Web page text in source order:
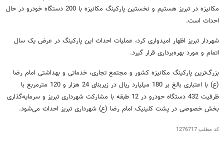
مکانیزه در تبریز هستیم و نخستین پارکینگ مکانیزه با 200 دستگاه خودرو در حال
احداث است.
شهردار تبریز اظهار امیدواری کرد، عملیات احداث این پارکینگ در عرض یک سال
اتمام و مورد بهره‌برداری قرار گیرد.
بزرگ‌ترین پارکینگ مکانیزه کشور و مجتمع تجاری، خدماتی و بهداشتی امام رضا
(ع) با اعتباری بالغ بر 180 میلیارد ریال در زیربنای 24 هزار و 120 مترمربع با
ظرفیت 432 دستگاه حودرو در 12 طبقه با مشارکت شهرداری تبریز و سرمایه‌گذاری
بخش خصوصی در پشت کلینیک امام رضا (ع) شهرداری تبریز احداث می‌شود.
کد مطلب1276717